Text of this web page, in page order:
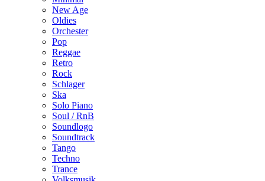
New Age
Oldies
Orchester
Pop
Reggae
Retro
Rock
Schlager
Ska
Solo Piano
Soul / RnB
Soundlogo
Soundtrack
Tango
Techno
Trance